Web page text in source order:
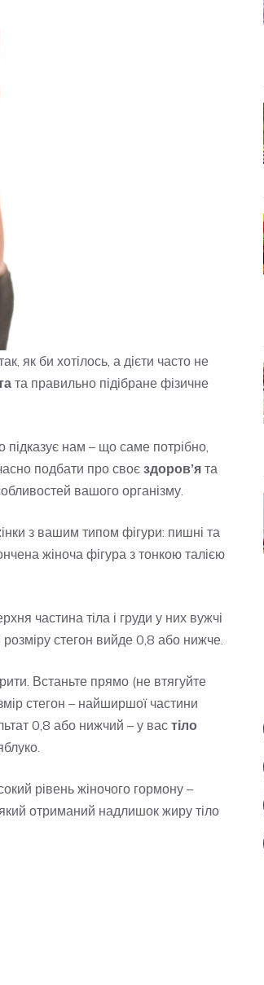
як би хотілось, а дієти часто не
та правильно підібране фізичне
підказує нам – що саме потрібно,
подбати про своє здоров’я та
вашого організму.
з вашим типом фігури: пишні та
жіноча фігура з тонкою талією
частина тіла і груди у них вужчі
стегон вийде 0,8 або нижче.
Встаньте прямо (не втягуйте
стегон – найширшої частини
0,8 або нижчий – у вас тіло
рівень жіночого гормону –
отриманий надлишок жиру тіло